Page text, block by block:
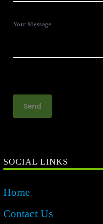
Your Message
SOCIAL LINKS
Home
Contact Us